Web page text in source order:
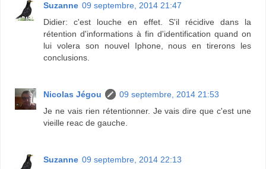
Suzanne 09 septembre, 2014 21:47
Didier: c'est louche en effet. S'il récidive dans la
rétention d'informations à fin d'identification quand on
lui volera son nouvel Iphone, nous en tirerons les
conclusions.
Nicolas Jégou
09 septembre, 2014 21:53
Je ne vais rien rétentionner. Je vais dire que c'est une
vieille reac de gauche.
Suzanne 09 septembre, 2014 22:13